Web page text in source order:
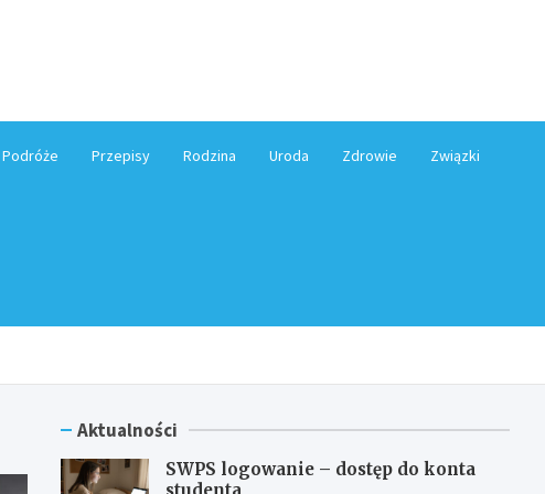
Podróże Przepisy Rodzina Uroda Zdrowie Związki
Aktualności
SWPS logowanie – dostęp do konta